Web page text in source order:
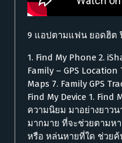
9 แอปตามแฟน ยอดฮิต
1. Find My Phone 2.
Family – GPS Location
Maps 7. Family GPS
Find My Device 1.
ความนิยม มาอย่างยาวน
มากมาย ที่จะช่วยตามห
หรือ หล่นหายที่ใด ช่วย